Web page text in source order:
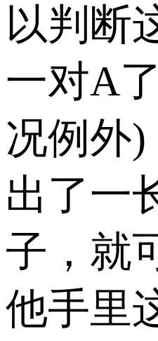
以判断
一对A
况例外)
出了一
子，就
他手里